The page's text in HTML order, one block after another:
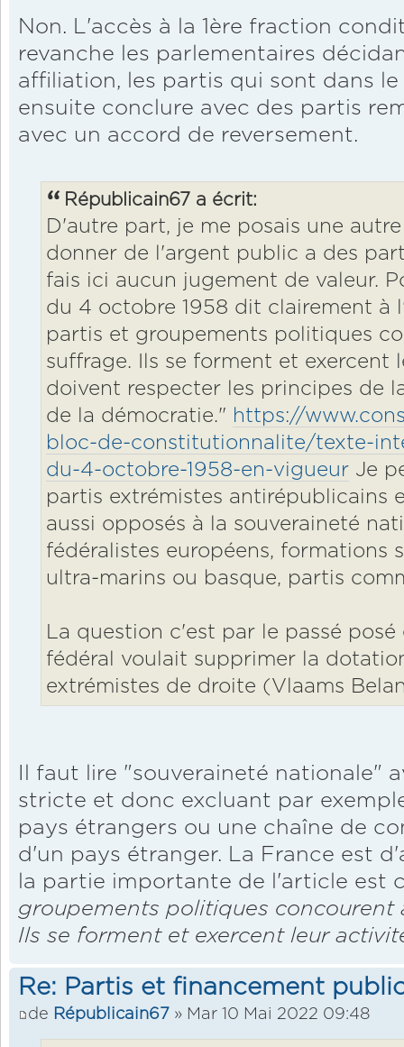
Non. L'accès à la 1ère fraction
revanche les parlementaires
affiliation, les partis qui sont dans
ensuite conclure avec des partis
avec un accord de reversement.
Républicain67 a écrit:
D'autre part, je me posais une
donner de l'argent public a des
fais ici aucun jugement de valeur.
du 4 octobre 1958 dit clairement à
partis et groupements politiques
suffrage. Ils se forment et exercent
doivent respecter les principes de
de la démocratie." https://
bloc-de-constitutionnalite/texte-
du-4-octobre-1958-en-vigueur Je
partis extrémistes antirépublicains
aussi opposés à la souveraineté
fédéralistes européens, formations
ultra-marins ou basque, partis
La question c'est par le passé
fédéral voulait supprimer la
extrémistes de droite (Vlaams
Il faut lire "souveraineté nationale"
stricte et donc excluant par
pays étrangers ou une chaîne de
d'un pays étranger. La France est
la partie importante de l'article est
groupements politiques concourent
Ils se forment et exercent leur
Re: Partis et financement
de Républicain67 » Mar 10 Mai 2022 09:48